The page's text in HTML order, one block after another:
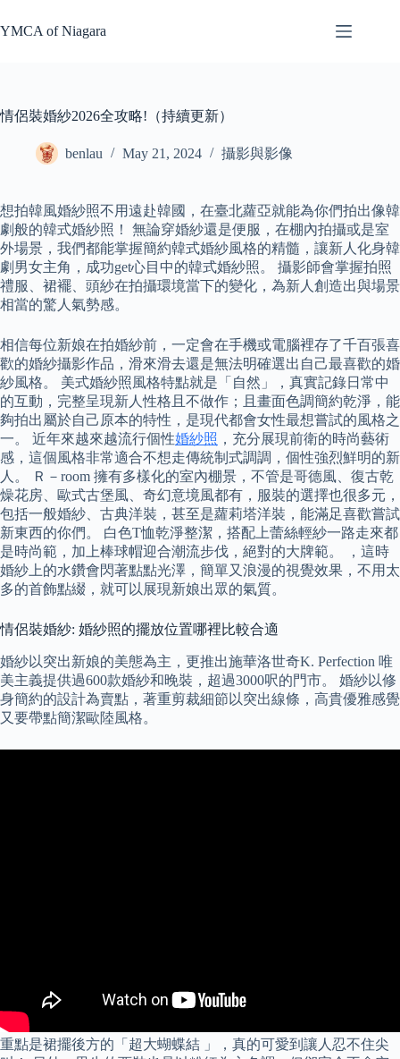
to
content
YMCA of Niagara
情侶裝婚紗2026全攻略!（持續更新）
benlau May 21, 2024 攝影與影像
想拍韓風婚紗照不用遠赴韓國，在臺北蘿亞就能為你們拍出像韓
劇般的韓式婚紗照！ 無論穿婚紗還是便服，在棚內拍攝或是室
外場景，我們都能掌握簡約韓式婚紗風格的精髓，讓新人化身韓
劇男女主角，成功get心目中的韓式婚紗照。 攝影師會掌握拍照
禮服、裙襬、頭紗在拍攝環境當下的變化，為新人創造出與場景
相當的驚人氣勢感。
相信每位新娘在拍婚紗前，一定會在手機或電腦裡存了千百張喜
歡的婚紗攝影作品，滑來滑去還是無法明確選出自己最喜歡的婚
紗風格。 美式婚紗照風格特點就是「自然」，真實記錄日常中
的互動，完整呈現新人性格且不做作；且畫面色調簡約乾淨，能
夠拍出屬於自己原本的特性，是現代都會女性最想嘗試的風格之
一。 近年來越來越流行個性婚紗照 ，充分展現前衛的時尚藝術
感，這個風格非常適合不想走傳統制式調調，個性強烈鮮明的新
人。 Ｒ－room 擁有多樣化的室內棚景，不管是哥德風、復古乾
燥花房、歐式古堡風、奇幻意境風都有，服裝的選擇也很多元，
包括一般婚紗、古典洋裝，甚至是蘿莉塔洋裝，能滿足喜歡嘗試
新東西的你們。 白色T恤乾淨整潔，搭配上蕾絲輕紗一路走來都
是時尚範，加上棒球帽迎合潮流步伐，絕對的大牌範。 ，這時
婚紗上的水鑽會閃著點點光澤，簡單又浪漫的視覺效果，不用太
多的首飾點綴，就可以展現新娘出眾的氣質。
情侶裝婚紗: 婚紗照的擺放位置哪裡比較合適
婚紗以突出新娘的美態為主，更推出施華洛世奇K. Perfection 唯
美主義提供過600款婚紗和晚裝，超過3000呎的門市。 婚紗以修
身簡約的設計為賣點，著重剪裁細節以突出線條，高貴優雅感覺
又要帶點簡潔歐陸風格。
重點是裙擺後方的「超大蝴蝶結 」，真的可愛到讓人忍不住尖